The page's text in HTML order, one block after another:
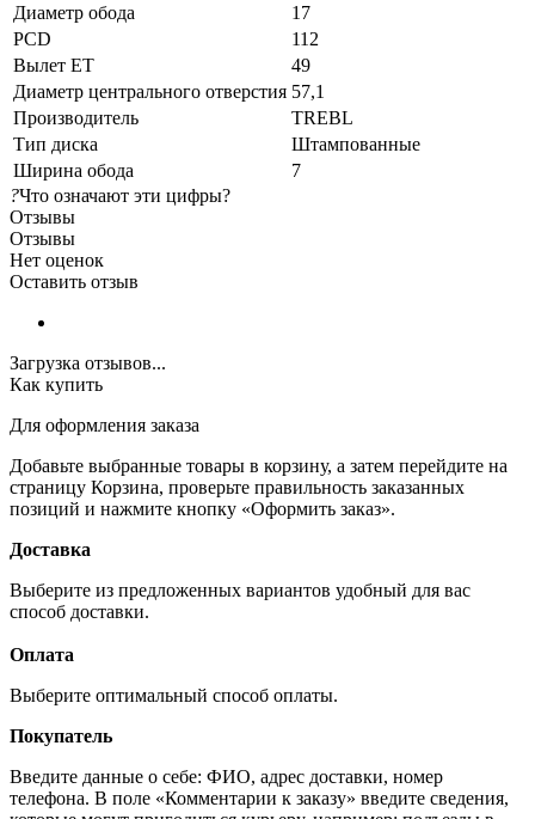
Диаметр обода
17
PCD
112
Вылет ET
49
Диаметр центрального отверстия 57,1
Производитель
TREBL
Тип диска
Штампованные
Ширина обода
7
?Что означают эти цифры?
Отзывы
Отзывы
Нет оценок
Оставить отзыв
Загрузка отзывов...
Как купить
Для оформления заказа
Добавьте выбранные товары в корзину, а затем перейдите на
страницу Корзина, проверьте правильность заказанных
позиций и нажмите кнопку «Оформить заказ».
Доставка
Выберите из предложенных вариантов удобный для вас
способ доставки.
Оплата
Выберите оптимальный способ оплаты.
Покупатель
Введите данные о себе: ФИО, адрес доставки, номер
телефона. В поле «Комментарии к заказу» введите сведения,